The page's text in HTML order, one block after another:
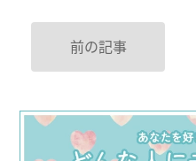
前の記事